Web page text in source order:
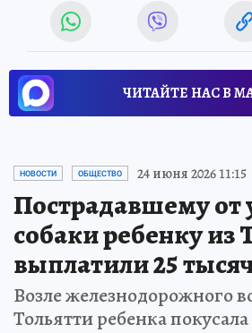
ЧИТАЙТЕ НАС В
НОВОСТИ ОБЩЕСТВО 24 июня 2026 11:15
Пострадавшему от
собаки ребенку из
выплатили 25
Возле железнодорожного
Тольятти ребенка